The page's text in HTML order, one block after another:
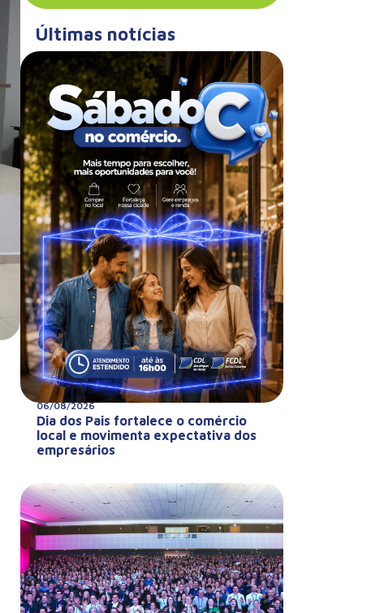
Últimas notícias
06/08/2026
Dia dos Pais fortalece o comércio
local e movimenta expectativa dos
empresários